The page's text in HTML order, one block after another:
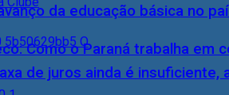
Como o Paraná trabalha
da educação básica no
de juros ainda é insuficiente,